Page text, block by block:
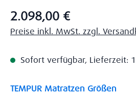
Regulärer Preis:
2.098,00 €
Preise inkl. MwSt. zzgl.
Sofort verfügbar, Lieferzeit:
TEMPUR Matratzen Größen